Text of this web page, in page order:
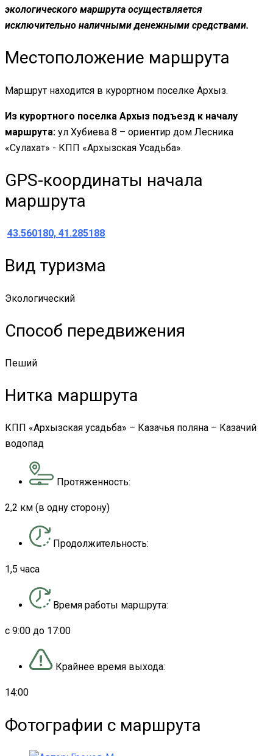
экологического маршрута осуществляется
исключительно наличными денежными средствами.
Местоположение маршрута
Маршрут находится в курортном поселке Архыз.
Из курортного поселка Архыз подъезд к началу
маршрута: ул Хубиева 8 – ориентир дом Лесника
«Сулахат» - КПП «Архызская Усадьба».
GPS-координаты начала
маршрута
43.560180, 41.285188
Вид туризма
Экологический
Способ передвижения
Пеший
Нитка маршрута
КПП «Архызская усадьба» – Казачья поляна – Казачий
водопад
Протяженность:
2,2 км (в одну сторону)
Продолжительность:
1,5 часа
Время работы маршрута:
с 9:00 до 17:00
Крайнее время выхода:
14:00
Фотографии с маршрута